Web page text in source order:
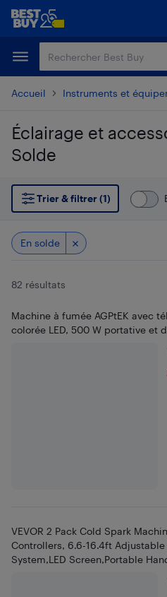
Passer
principal
Passer
Accueil Instruments et
Éclairage et
Solde
Passer aux résultats
Trier & filtrer (1)
En solde
82 résultats
Machine à fumée AGPtEK avec
colorée LED, 500 W portative et
VEVOR 2 Pack Cold Spark
Controllers, 6.6-16.4ft
System,LED Screen,Portable